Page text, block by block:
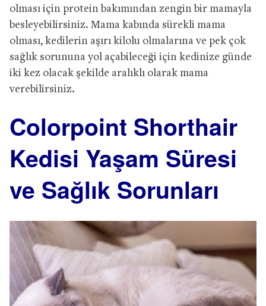
olması için protein bakımından zengin bir mamayla
besleyebilirsiniz. Mama kabında sürekli mama
olması, kedilerin aşırı kilolu olmalarına ve pek çok
sağlık sorununa yol açabileceği için kedinize günde
iki kez olacak şekilde aralıklı olarak mama
verebilirsiniz.
Colorpoint Shorthair
Kedisi Yaşam Süresi
ve Sağlık Sorunları